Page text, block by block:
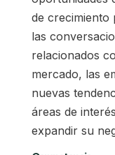
de crecimiento
las
relacionados
mercado, las
nuevas
áreas de
expandir su